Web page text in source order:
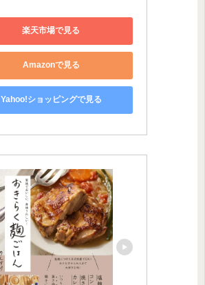
楽天市場で見る
Amazonで見る
Yahoo!ショッピングで見る